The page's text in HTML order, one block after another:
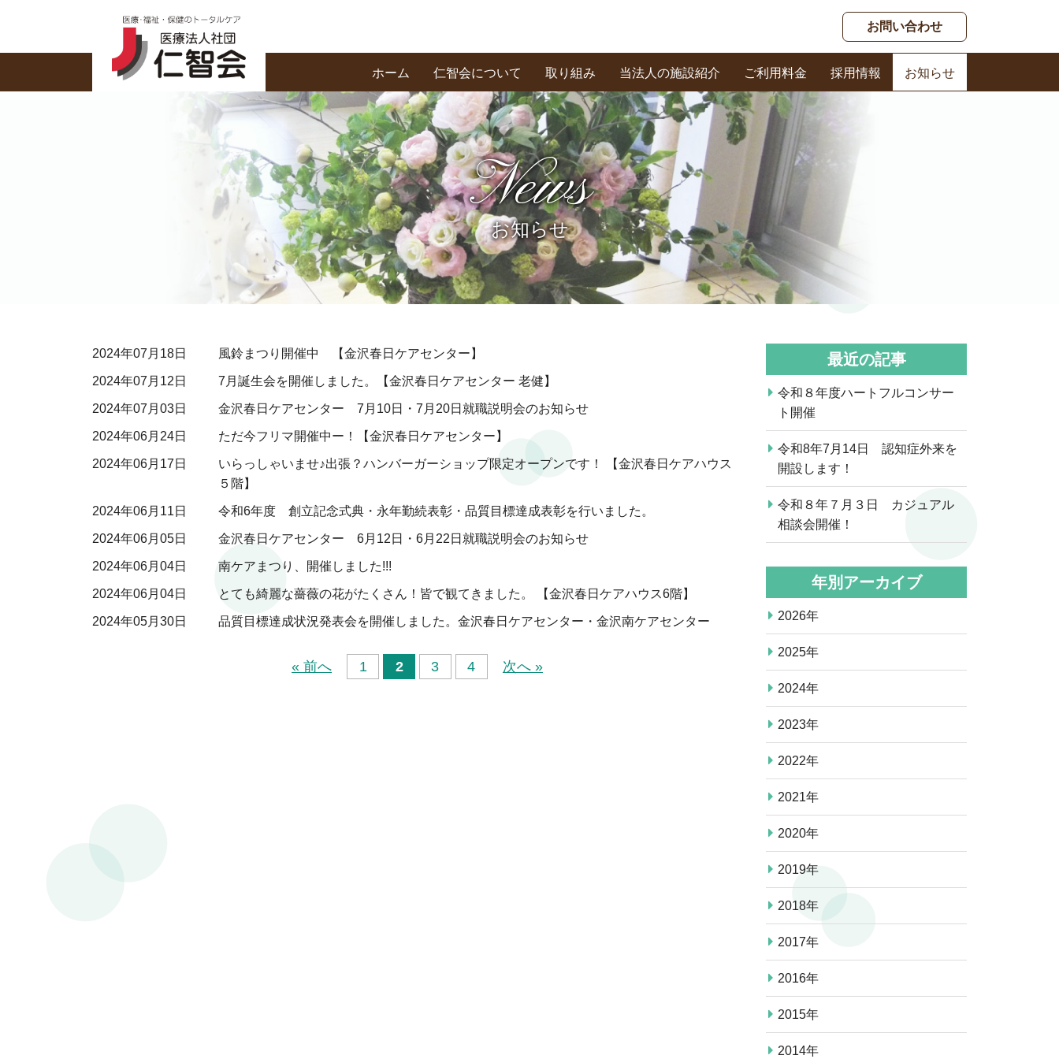
お問い合わせ
ホーム 仁智会について
基本理念・あいさつ
創業の精神
私たちの信条
取り組み 当法人の施設紹介 ご利用料金
春日ケアセンター
採用情報 お知らせ
News
お知らせ
2024年07月18日 風鈴まつり開催中 【金沢春日ケアセンター】
2024年07月12日 7月誕生会を開催しました。【金沢春日ケアセンター 老健】
2024年07月03日 金沢春日ケアセンター 7月10日・7月20日就職説明会のお知らせ
2024年06月24日 ただ今フリマ開催中ー！【金沢春日ケアセンター】
2024年06月17日
いらっしゃいませ♪出張？ハンバーガーショップ限定オープンです！ 【金沢春日ケアハウス
５階】
2024年06月11日 令和6年度 創立記念式典・永年勤続表彰・品質目標達成表彰を行いました。
2024年06月05日 金沢春日ケアセンター 6月12日・6月22日就職説明会のお知らせ
2024年06月04日 南ケアまつり、開催しました!!!
2024年06月04日 とても綺麗な薔薇の花がたくさん！皆で観てきました。 【金沢春日ケアハウス6階】
2024年05月30日 品質目標達成状況発表会を開催しました。金沢春日ケアセンター・金沢南ケアセンター
« 前へ 1 2 3 4 次へ »
最近の記事
令和８年度ハートフルコンサー
ト開催
令和8年7月14日 認知症外来を
開設します！
令和８年７月３日 カジュアル
相談会開催！
年別アーカイブ
2026年
2025年
2024年
2023年
2022年
2021年
2020年
2019年
2018年
2017年
2016年
2015年
2014年